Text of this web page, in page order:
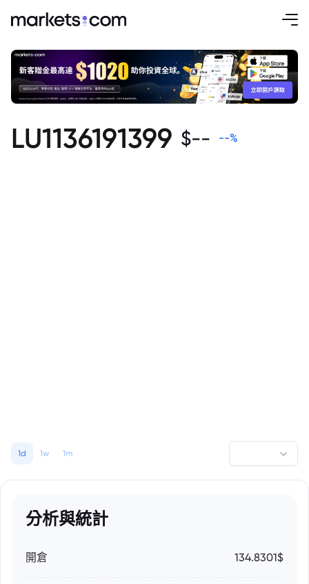
LU1136191399 $-- --%
1d 1w 1m
分析與統計
開倉 134.8301$